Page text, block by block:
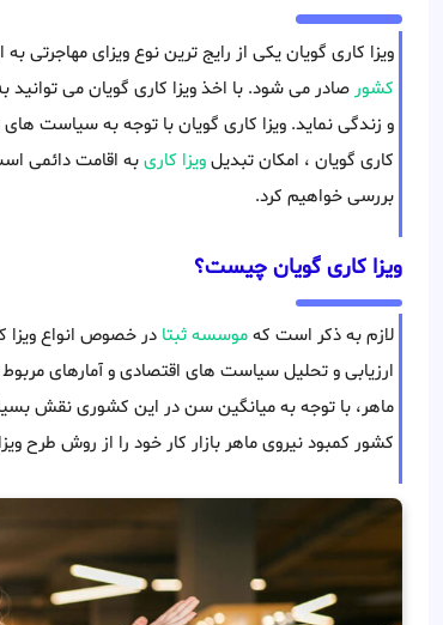
ویزا کاری گویان یکی از رایج ترین نوع ویزای
کشور صادر می شود. با اخذ ویزا کاری گویان می توانید
و زندگی نماید. ویزا کاری گویان با توجه به سیاست
کاری گویان ، امکان تبدیلویزا کاریبه اقامت دائمی
بررسی خواهیم کرد.
ویزا کاری گویان چیست؟
لازم به ذکر است کهموسسه ثبتا در خصوص انواع ویزا
ارزیابی و تحلیل سیاست های اقتصادی و آمارهای
ماهر، با توجه به میانگین سن در این کشوری نقش
کشور کمبود نیروی ماهر بازار کار خود را از روش طرح